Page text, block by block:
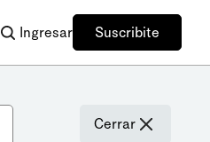
Ingresar Suscribite
Cerrar